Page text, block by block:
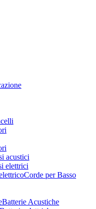
acustici
elettrici
Corde per Basso
Batterie Acustiche